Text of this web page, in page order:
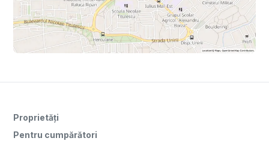
Proprietăți
Pentru cumpărători